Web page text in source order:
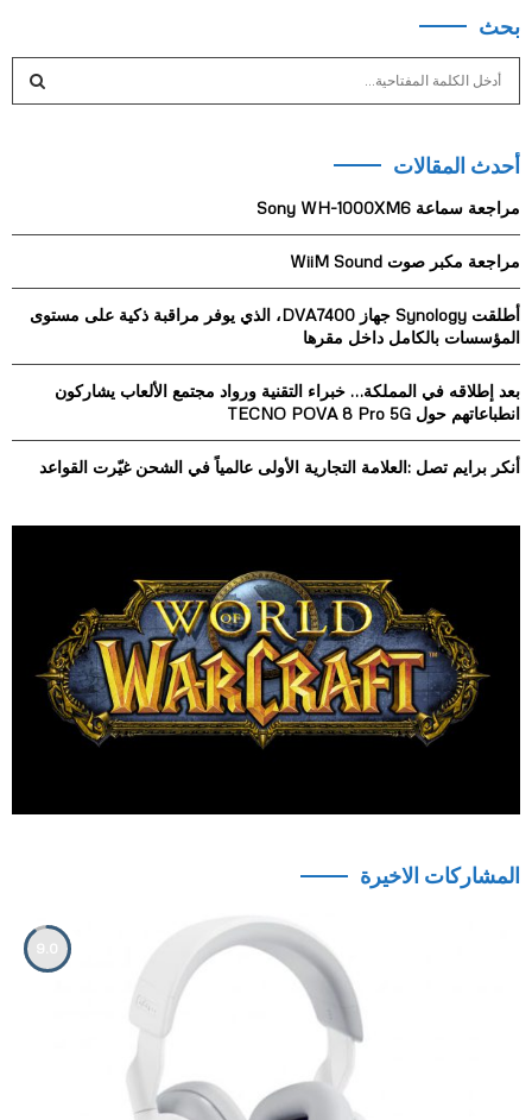
بحث
c
f
r
:
C
H
أحدث المقالات
مراجعة سماعة Sony WH-1000XM6
مراجعة مكبر صوت WiiM Sound
أطلقت Synology جهاز DVA7400، الذي يوفر مراقبة ذكية على مستوى
المؤسسات بالكامل داخل مقرها
بعد إطلاقه في المملكة… خبراء التقنية ورواد مجتمع الألعاب يشاركون
انطباعاتهم حول TECNO POVA 8 Pro 5G
أنكر برايم تصل :العلامة التجارية الأولى عالمياً في الشحن غيّرت القواعد
المشاركات الاخيرة
9.0